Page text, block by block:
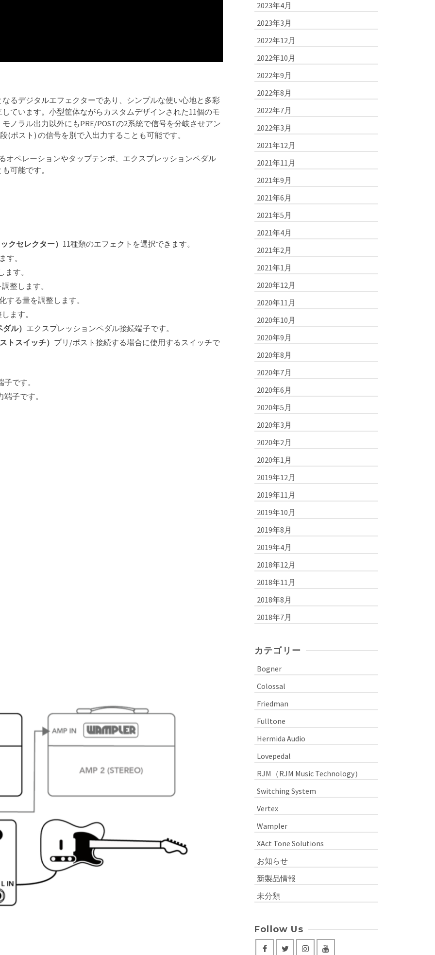
なるデジタルエフェクターであり、シンプルな使い心地と多彩
ています。小型筐体ながらカスタムデザインされた11個のモ
ノラル出力以外にもPRE/POSTの2系統で信号を分岐させアン
ポスト) の信号を別で入出力することも可能です。
オペレーションやタップテンポ、エクスプレッションペダル
可能です。
クセレクター） 11種類のエフェクトを選択できます。
す。
す。
整します。
する量を調整します。
ます。
ル） エクスプレッションペダル接続端子です。
トスイッチ） プリ/ポスト接続する場合に使用するスイッチで
子です。
端子です。
2023年4月
2023年3月
2022年12月
2022年10月
2022年9月
2022年8月
2022年7月
2022年3月
2021年12月
2021年11月
2021年9月
2021年6月
2021年5月
2021年4月
2021年2月
2021年1月
2020年12月
2020年11月
2020年10月
2020年9月
2020年8月
2020年7月
2020年6月
2020年5月
2020年3月
2020年2月
2020年1月
2019年12月
2019年11月
2019年10月
2019年8月
2019年4月
2018年12月
2018年11月
2018年8月
2018年7月
カテゴリー
Bogner
Colossal
Friedman
Fulltone
Hermida Audio
Lovepedal
RJM（RJM Music Technology）
Switching System
Vertex
Wampler
XAct Tone Solutions
お知らせ
新製品情報
未分類
Follow Us